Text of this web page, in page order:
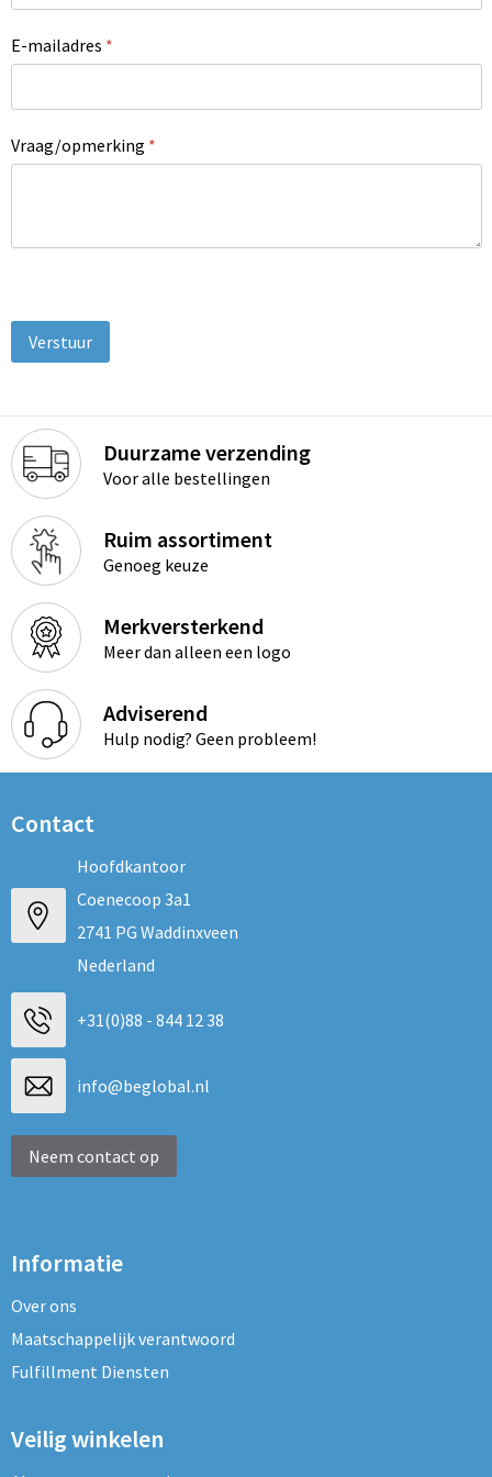
Schoudertassen
Sporttassen
Strandtassen
Trolleys
Reistassensets
Goodiebags
E-mailadres *
Vraag/opmerking *
Duurzame verzending
Voor alle bestellingen
Ruim assortiment
Genoeg keuze
Merkversterkend
Meer dan alleen een logo
Adviserend
Hulp nodig? Geen probleem!
Contact
Hoofdkantoor
Coenecoop 3a1
2741 PG Waddinxveen
Nederland
+31(0)88 - 844 12 38
info@beglobal.nl
Neem contact op
Informatie
Over ons
Maatschappelijk verantwoord
Fulfillment Diensten
Veilig winkelen